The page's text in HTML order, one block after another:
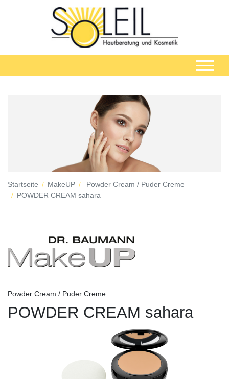
Startseite MakeUP
Powder Cream / Puder Creme
POWDER CREAM sahara
Powder Cream / Puder Creme
POWDER CREAM sahara